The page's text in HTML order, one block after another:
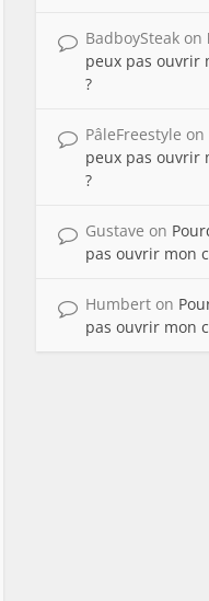
BadboySteak on
peux pas ouvrir
?
PâleFreestyle on
peux pas ouvrir
?
Gustave on
pas ouvrir mon
Humbert on
pas ouvrir mon